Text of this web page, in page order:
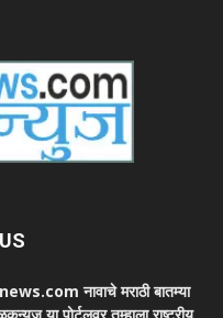
नावाचे मराठी बातम्या